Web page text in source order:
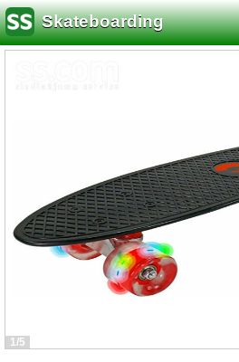
Skateboarding
1/5